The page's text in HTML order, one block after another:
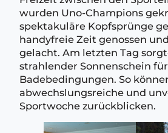
wurden Uno-Champions
spektakuläre Kopfsprünge
handyfreie Zeit genossen
gelacht. Am letzten Tag
strahlender Sonnenschein
Badebedingungen. So
abwechslungsreiche und
Sportwoche zurückblicken.